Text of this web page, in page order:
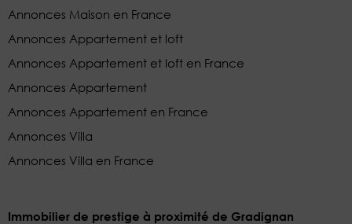
Annonces Maison en France
Annonces Appartement et loft
Annonces Appartement et loft en France
Annonces Appartement
Annonces Appartement en France
Annonces Villa
Annonces Villa en France
Immobilier de prestige à proximité de Gradignan